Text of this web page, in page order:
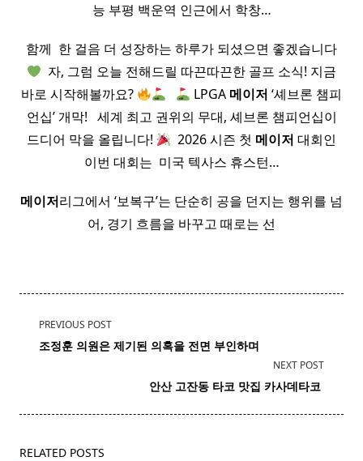
능 부평 백운역 인근에서 학창…
함께 ​ 한 걸음 더 성장하는 하루가 되셨으면 좋겠습니다
​ 자, 그럼 오늘 전해드릴 따끈따끈한 골프 소식! 지금
바로 시작해볼까요?
LPGA 메이저 ‘셰브론 챔피
언십’ 개막! ​ ​ 세계 최고 권위의 무대, 셰브론 챔피언십이
드디어 막을 올립니다!
​ 2026 시즌 첫 메이저 대회인
이번 대회는 ​ 미국 텍사스 휴스턴…
메이저리그에서 ‘보복구’는 단순히 공을 던지는 행위를 넘
어, 경기 흐름을 바꾸고 때로는 선
<span
class="nav-
text">Page</span>
PREVIOUS POST
조정훈 의원은 제기된 의혹을 전면 부인하며
NEXT POST
안산고잔동 타코 맛집 카사데타코 ​
RELATED POSTS